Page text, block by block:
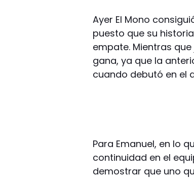
Ayer El Mono
puesto que su
empate. Mientras
gana, ya que la
cuando debutó en el
Para Emanuel, en lo
continuidad en el
demostrar que uno